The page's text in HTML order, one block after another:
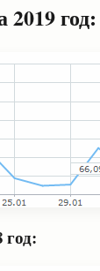
год:
год: